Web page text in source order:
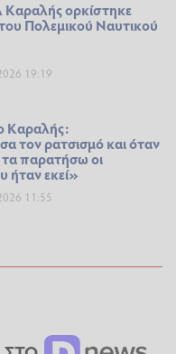
ορκίστηκε
Πολεμικού Ναυτικού
19:19
Καραλής:
τον ρατσισμό και όταν
παρατήσω οι
ήταν εκεί»
11:55